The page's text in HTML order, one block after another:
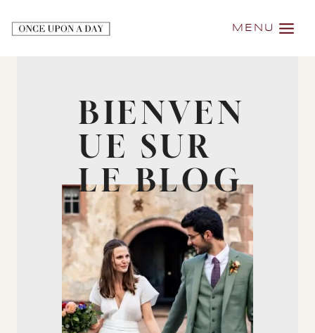
au
MENU
BIENVEN
UE SUR
LE BLOG